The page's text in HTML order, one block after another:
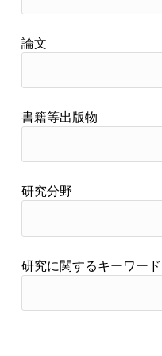
論文
書籍等出版物
研究分野
研究に関するキーワード